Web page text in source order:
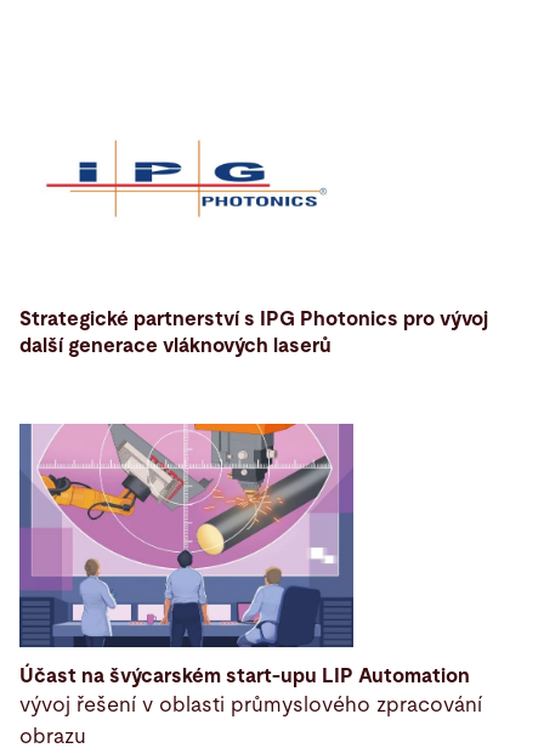
Strategické partnerství s IPG Photonics pro vývoj
další generace vláknových laserů
Účast na švýcarském start-upu LIP Automation
vývoj řešení v oblasti průmyslového zpracování
obrazu